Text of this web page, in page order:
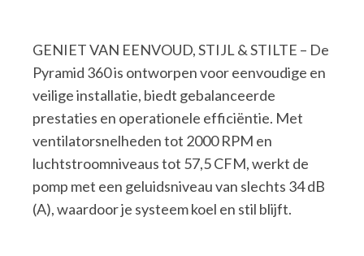
GENIET VAN EENVOUD, STIJL & STILTE – De
Pyramid 360 is ontworpen voor eenvoudige en
veilige installatie, biedt gebalanceerde
prestaties en operationele efficiëntie. Met
ventilatorsnelheden tot 2000 RPM en
luchtstroomniveaus tot 57,5 CFM, werkt de
pomp met een geluidsniveau van slechts 34 dB
(A), waardoor je systeem koel en stil blijft.